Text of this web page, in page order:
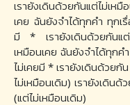
เรายังเดินด้วยกันแต่ไม่เห
เคย ฉันยังจำได้ทุกคำ ทุกเ
มี * เรายังเดินด้วยกันแต่
เหมือนเคย ฉันยังจำได้ทุกค
ไม่เคยมี * เรายังเดินด้วยกั
ไม่เหมือนเดิม) เรายังเดินด้
(แต่ไม่เหมือนเดิม)